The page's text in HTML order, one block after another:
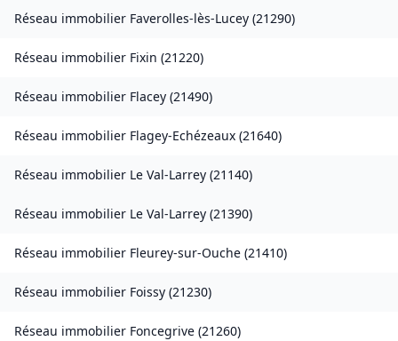
Réseau immobilier Faverolles-lès-Lucey (21290)
Réseau immobilier Fixin (21220)
Réseau immobilier Flacey (21490)
Réseau immobilier Flagey-Echézeaux (21640)
Réseau immobilier Le Val-Larrey (21140)
Réseau immobilier Le Val-Larrey (21390)
Réseau immobilier Fleurey-sur-Ouche (21410)
Réseau immobilier Foissy (21230)
Réseau immobilier Foncegrive (21260)